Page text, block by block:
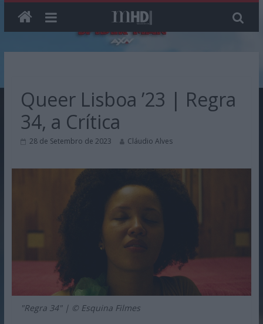
contentQueer Lisboa ’23 | Regra
34, a Crítica
28 de Setembro de 2023 Cláudio Alves
"Regra 34" | © Esquina Filmes